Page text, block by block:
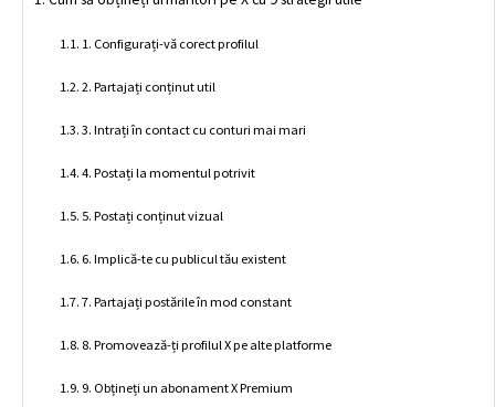
1. Configurați-vă corect profilul
2. Partajați conținut util
3. Intrați în contact cu conturi mai mari
4. Postați la momentul potrivit
5. Postați conținut vizual
6. Implică-te cu publicul tău existent
7. Partajați postările în mod constant
8. Promovează-ți profilul X pe alte platforme
9. Obțineți un abonament X Premium